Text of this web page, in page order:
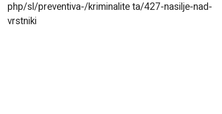
php/sl/preventiva-/kriminalite ta/427-nasilje-nad-
vrstniki